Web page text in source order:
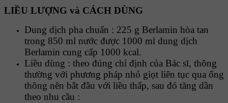
LIỀU LƯỢNG và CÁCH DÙNG
Dung dịch pha chuẩn : 225 g Berlamin hòa tan
trong 850 ml nước được 1000 ml dung dịch
Berlamin cung cấp 1000 kcal.
Liều dùng : theo đúng chỉ định của Bác sĩ, thông
thường với phương pháp nhỏ giọt liên tục qua ống
thông nên bắt đầu với liều thấp, sau đó tăng dần
theo nhu cầu :